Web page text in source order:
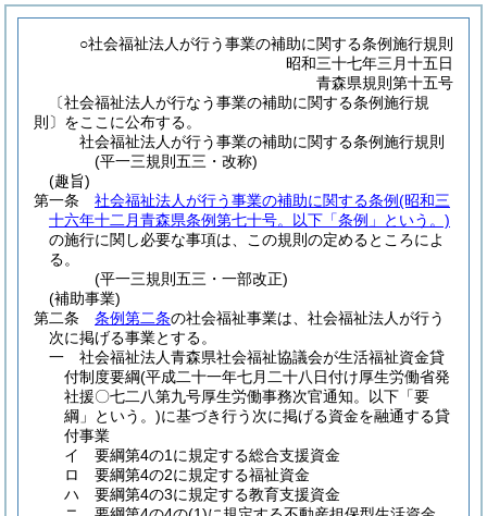
○社会福祉法人が行う事業の補助に関する条例施行規則
昭和三十七年三月十五日
青森県規則第十五号
〔社会福祉法人が行なう事業の補助に関する条例施行規
則〕をここに公布する。
社会福祉法人が行う事業の補助に関する条例施行規則
(平一三規則五三・改称)
(趣旨)
第一条
社会福祉法人が行う事業の補助に関する条例(昭和三
十六年十二月青森県条例第七十号。以下「条例」という。)
の施行に関し必要な事項は、この規則の定めるところによ
る。
(平一三規則五三・一部改正)
(補助事業)
第二条
条例第二条の社会福祉事業は、社会福祉法人が行う
次に掲げる事業とする。
一
社会福祉法人青森県社会福祉協議会が生活福祉資金貸
付制度要綱(平成二十一年七月二十八日付け厚生労働省発
社援〇七二八第九号厚生労働事務次官通知。以下「要
綱」という。)に基づき行う次に掲げる資金を融通する貸
付事業
イ
要綱第4の1に規定する総合支援資金
ロ
要綱第4の2に規定する福祉資金
ハ
要綱第4の3に規定する教育支援資金